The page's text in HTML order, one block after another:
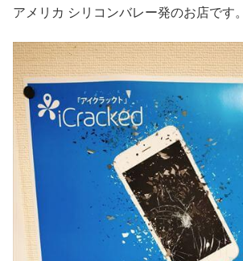
アメリカ シリコンバレー発のお店です。